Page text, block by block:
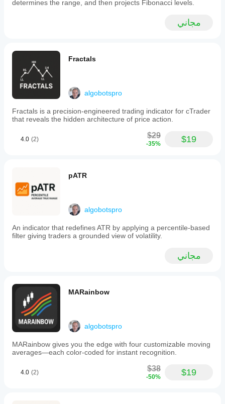
determines the range, and then projects Fibonacci levels.
مجاني
Fractals
algobotspro
Fractals is a precision-engineered trading indicator for cTrader
that reveals the hidden architecture of price action.
4.0 (2) $29
-35% $19
pATR
algobotspro
An indicator that redefines ATR by applying a percentile-based
filter giving traders a grounded view of volatility.
مجاني
MARainbow
algobotspro
MARainbow gives you the edge with four customizable moving
averages—each color-coded for instant recognition.
4.0 (2) $38
-50% $19